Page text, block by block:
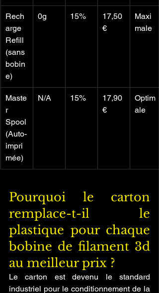
Rech
arge
Refill
(sans
bobin
e)
0g 15%
17,50
€
Maxi
male
Maste
r
Spool
(Auto-
impri
mée)
N/A 15%
17,90
€
Optim
ale
Pourquoi le carton
remplace-t-il le
plastique pour chaque
bobine de filament 3d
au meilleur prix ?
Le carton est devenu le standard